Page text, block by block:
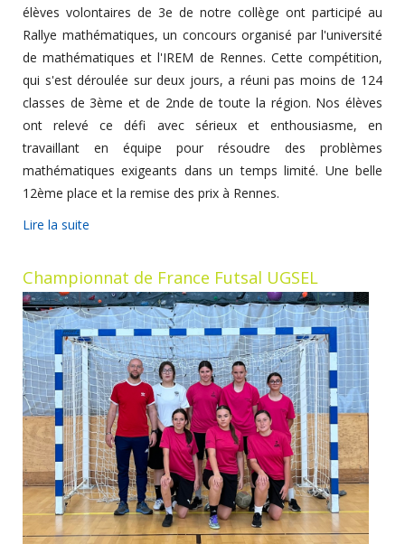
élèves volontaires de 3e de notre collège ont participé au
Rallye mathématiques, un concours organisé par l'université
de mathématiques et l'IREM de Rennes. Cette compétition,
qui s'est déroulée sur deux jours, a réuni pas moins de 124
classes de 3ème et de 2nde de toute la région. Nos élèves
ont relevé ce défi avec sérieux et enthousiasme, en
travaillant en équipe pour résoudre des problèmes
mathématiques exigeants dans un temps limité. Une belle
12ème place et la remise des prix à Rennes.
Lire la suite
Championnat de France Futsal UGSEL